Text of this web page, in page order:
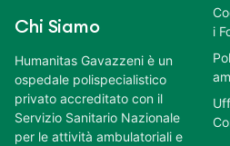
Chi Siamo
Humanitas Gavazzeni è un
ospedale polispecialistico
privato accreditato con il
Servizio Sanitario Nazionale
per le attività ambulatoriali e
i